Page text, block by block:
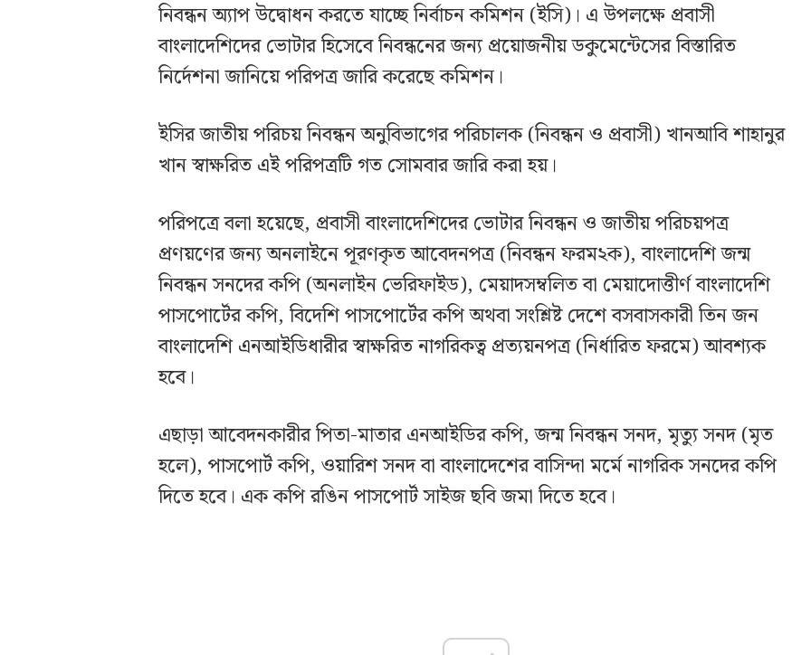
নিবন্ধন অ্যাপ উদ্বোধন করতে যাচ্ছে নির্বাচন কমিশন (ইসি)। এ উপলক্ষে প্রবাসী
বাংলাদেশিদের ভোটার হিসেবে নিবন্ধনের জন্য প্রয়োজনীয় ডকুমেন্টেসের বিস্তারিত
নির্দেশনা জানিয়ে পরিপত্র জারি করেছে কমিশন।
ইসির জাতীয় পরিচয় নিবন্ধন অনুবিভাগের পরিচালক (নিবন্ধন ও প্রবাসী) খানআবি শাহানুর
খান স্বাক্ষরিত এই পরিপত্রটি গত সোমবার জারি করা হয়।
পরিপত্রে বলা হয়েছে, প্রবাসী বাংলাদেশিদের ভোটার নিবন্ধন ও জাতীয় পরিচয়পত্র
প্রণয়ণের জন্য অনলাইনে পূরণকৃত আবেদনপত্র (নিবন্ধন ফরম২ক), বাংলাদেশি জন্ম
নিবন্ধন সনদের কপি (অনলাইন ভেরিফাইড), মেয়াদসম্বলিত বা মেয়াদোত্তীর্ণ বাংলাদেশি
পাসপোর্টের কপি, বিদেশি পাসপোর্টের কপি অথবা সংশ্লিষ্ট দেশে বসবাসকারী তিন জন
বাংলাদেশি এনআইডিধারীর স্বাক্ষরিত নাগরিকত্ব প্রত্যয়নপত্র (নির্ধারিত ফরমে) আবশ্যক
হবে।
এছাড়া আবেদনকারীর পিতা-মাতার এনআইডির কপি, জন্ম নিবন্ধন সনদ, মৃত্যু সনদ (মৃত
হলে), পাসপোর্ট কপি, ওয়ারিশ সনদ বা বাংলাদেশের বাসিন্দা মর্মে নাগরিক সনদের কপি
দিতে হবে। এক কপি রঙিন পাসপোর্ট সাইজ ছবি জমা দিতে হবে।